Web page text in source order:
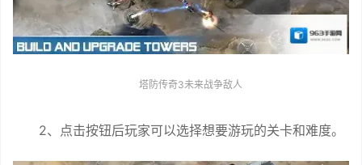
塔防传奇3未来战争敌人
2、点击按钮后玩家可以选择想要游玩的关卡和难度。